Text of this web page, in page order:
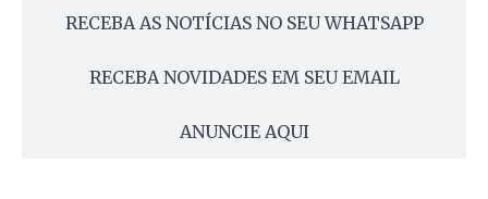
RECEBA AS NOTÍCIAS NO SEU WHATSAPP
RECEBA NOVIDADES EM SEU EMAIL
ANUNCIE AQUI